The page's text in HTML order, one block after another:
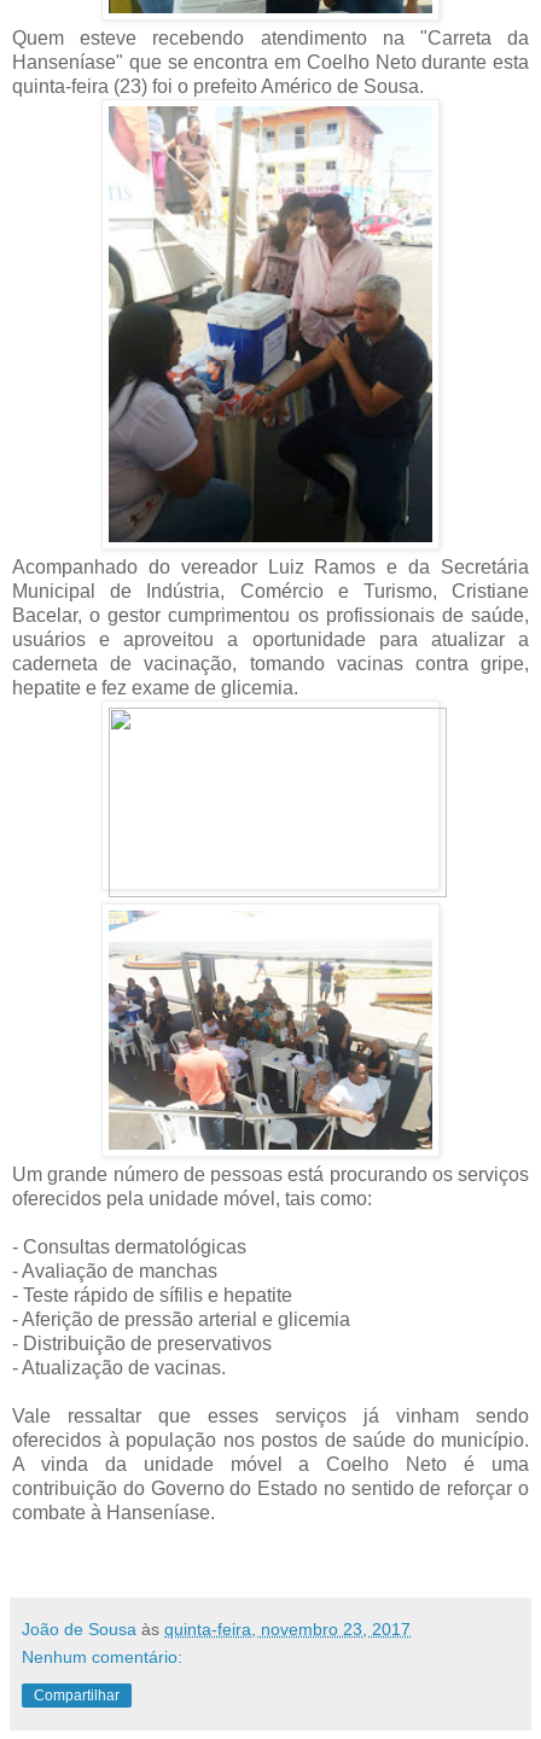
Quem esteve recebendo atendimento na "Carreta da
Hanseníase" que se encontra em Coelho Neto durante esta
quinta-feira (23) foi o prefeito Américo de Sousa.
Acompanhado do vereador Luiz Ramos e da Secretária
Municipal de Indústria, Comércio e Turismo, Cristiane
Bacelar, o gestor cumprimentou os profissionais de saúde,
usuários e aproveitou a oportunidade para atualizar a
caderneta de vacinação, tomando vacinas contra gripe,
hepatite e fez exame de glicemia.
Um grande número de pessoas está procurando os serviços
oferecidos pela unidade móvel, tais como:
- Consultas dermatológicas
- Avaliação de manchas
- Teste rápido de sífilis e hepatite
- Aferição de pressão arterial e glicemia
- Distribuição de preservativos
- Atualização de vacinas.
Vale ressaltar que esses serviços já vinham sendo
oferecidos à população nos postos de saúde do município.
A vinda da unidade móvel a Coelho Neto é uma
contribuição do Governo do Estado no sentido de reforçar o
combate à Hanseníase.
João de Sousa às quinta-feira, novembro 23, 2017
Nenhum comentário:
Compartilhar